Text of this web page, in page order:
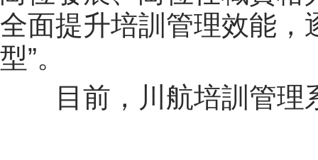
全面提升培訓管理效能，
型”。
目前，川航培訓管